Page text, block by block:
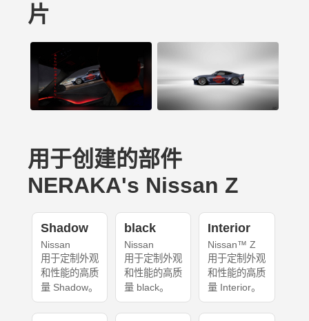
片
用于创建的部件
NERAKA's Nissan Z
Shadow
Nissan
用于定制外观
和性能的高质
量 Shadow。
black
Nissan
用于定制外观
和性能的高质
量 black。
Interior
Nissan™ Z
用于定制外观
和性能的高质
量 Interior。